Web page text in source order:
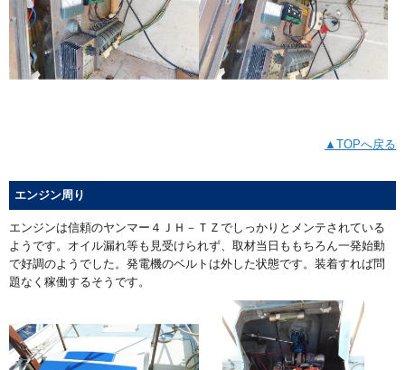
▲TOPへ戻る
エンジン周り
エンジンは信頼のヤンマー４ＪＨ－ＴＺでしっかりとメンテされている
ようです。オイル漏れ等も見受けられず、取材当日ももちろん一発始動
で好調のようでした。発電機のベルトは外した状態です。装着すれば問
題なく稼働するそうです。